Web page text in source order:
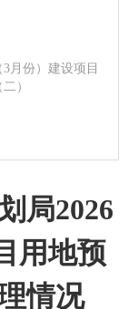
月份）建设项目
）
局2026
用地预
情况